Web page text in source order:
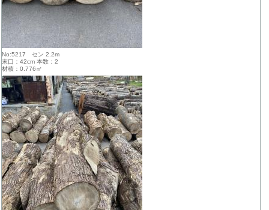
No:5217 セン 2.2m
末口：42cm 本数：2
材積：0.776㎥